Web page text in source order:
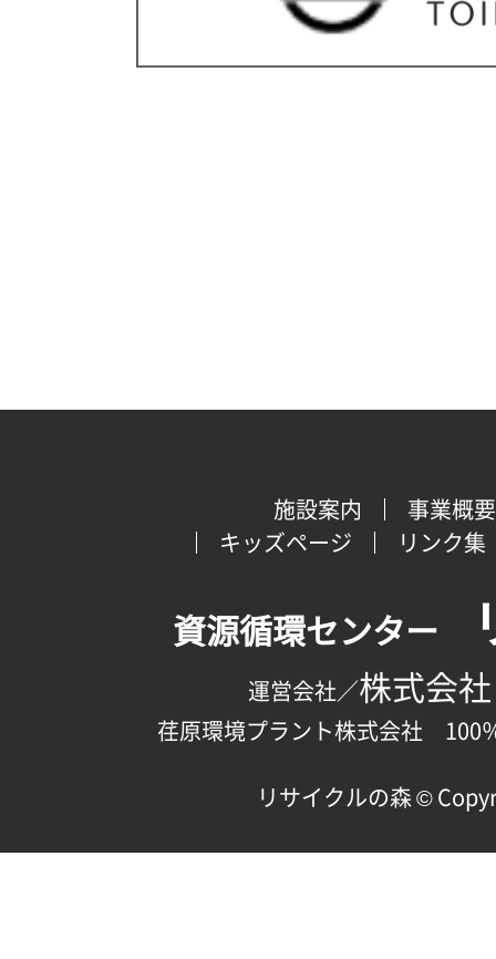
施設案内
事業概要
キッズページ
リンク集
資源循環センター
運営会社／株式会
荏原環境プラント株式会社 100
リサイクルの森 ©